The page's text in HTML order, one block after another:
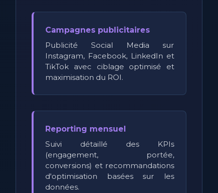
Campagnes publicitaires
Publicité Social Media sur
Instagram, Facebook, LinkedIn et
TikTok avec ciblage optimisé et
maximisation du ROI.
Reporting mensuel
Suivi détaillé des KPIs
(engagement, portée,
conversions) et recommandations
d'optimisation basées sur les
données.